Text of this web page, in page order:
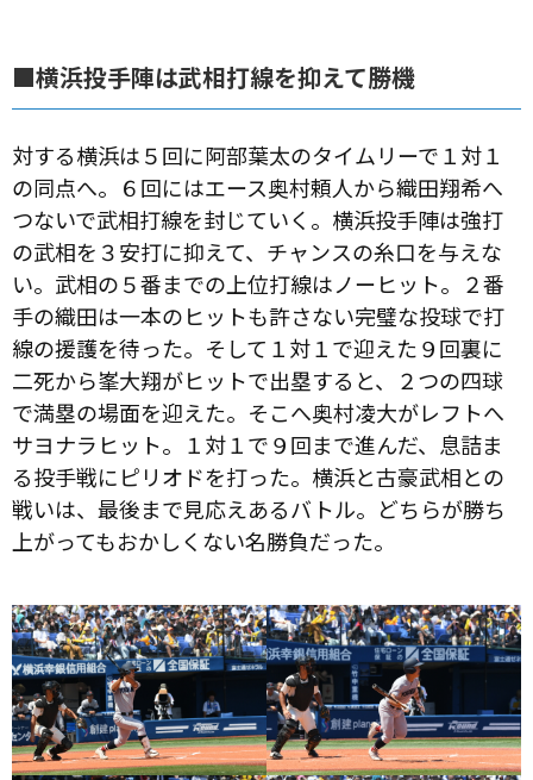
■横浜投手陣は武相打線を抑えて勝機
対する横浜は５回に阿部葉太のタイムリーで１対１
の同点へ。６回にはエース奥村頼人から織田翔希へ
つないで武相打線を封じていく。横浜投手陣は強打
の武相を３安打に抑えて、チャンスの糸口を与えな
い。武相の５番までの上位打線はノーヒット。２番
手の織田は一本のヒットも許さない完璧な投球で打
線の援護を待った。そして１対１で迎えた９回裏に
二死から峯大翔がヒットで出塁すると、２つの四球
で満塁の場面を迎えた。そこへ奥村凌大がレフトへ
サヨナラヒット。１対１で９回まで進んだ、息詰ま
る投手戦にピリオドを打った。横浜と古豪武相との
戦いは、最後まで見応えあるバトル。どちらが勝ち
上がってもおかしくない名勝負だった。